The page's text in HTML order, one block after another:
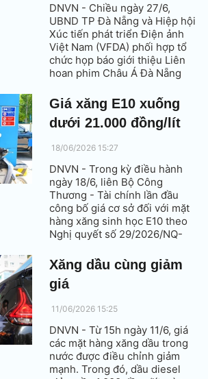
DNVN - Chiều ngày 27/6,
UBND TP Đà Nẵng và Hiệp hội
Xúc tiến phát triển Điện ảnh
Việt Nam (VFDA) phối hợp tổ
chức họp báo giới thiệu Liên
hoan phim Châu Á Đà Nẵng
ra từ ngày 28/6 đến 4/7/2026.
Giá xăng E10 xuống
dưới 21.000 đồng/lít
18/06/2026 15:27
DNVN - Trong kỳ điều hành
ngày 18/6, liên Bộ Công
Thương - Tài chính lần đầu
công bố giá cơ sở đối với mặt
hàng xăng sinh học E10 theo
Nghị quyết số 29/2026/NQ-
đa của mặt hàng này dưới
21.000 đồng/lít, còn các mặt
hàng xăng dầu khác đồng loạt
Xăng dầu cùng giảm
giá
11/06/2026 15:25
DNVN - Từ 15h ngày 11/6, giá
các mặt hàng xăng dầu trong
nước được điều chỉnh giảm
mạnh. Trong đó, dầu diesel